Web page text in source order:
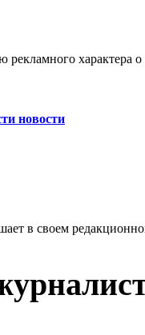
рекламного
новости
в своем